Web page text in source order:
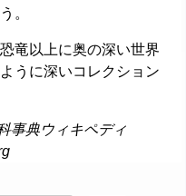
。
竜以上に奥の深い世界
うに深いコレクション
事典ウィキペディ